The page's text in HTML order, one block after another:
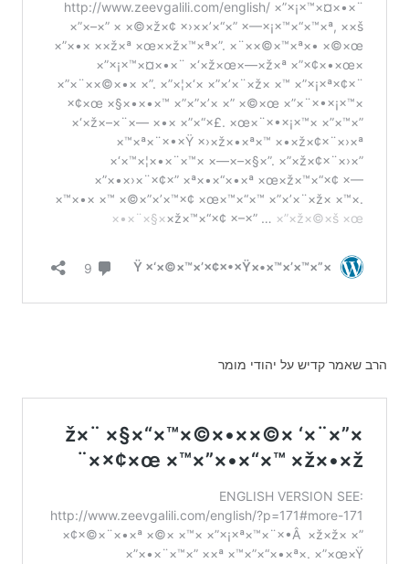
הרב שאמר קדיש על יהודי מומר